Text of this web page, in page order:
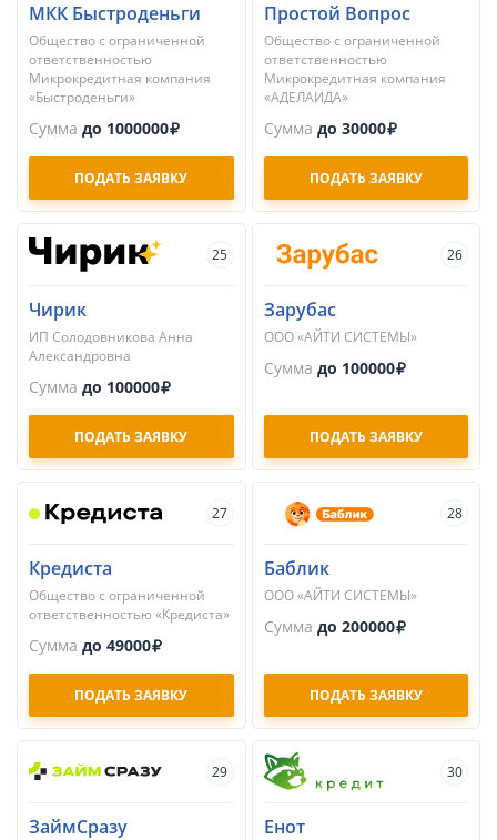
МКК Быстроденьги
Общество с ограниченной
ответственностью
Микрокредитная компания
«Быстроденьги»
Сумма до 1000000
ПОДАТЬ ЗАЯВКУ
Простой Вопрос
Общество с ограниченной
ответственностью
Микрокредитная компания
«АДЕЛАИДА»
Сумма до 30000
ПОДАТЬ ЗАЯВКУ
25
Чирик
ИП Солодовникова Анна
Александровна
Сумма до 100000
ПОДАТЬ ЗАЯВКУ
26
Зарубас
ООО «АЙТИ СИСТЕМЫ»
Сумма до 100000
ПОДАТЬ ЗАЯВКУ
27
Кредиста
Общество с ограниченной
ответственностью «Кредиста»
Сумма до 49000
ПОДАТЬ ЗАЯВКУ
28
Баблик
ООО «АЙТИ СИСТЕМЫ»
Сумма до 200000
ПОДАТЬ ЗАЯВКУ
29
ЗаймСразу
30
Енот